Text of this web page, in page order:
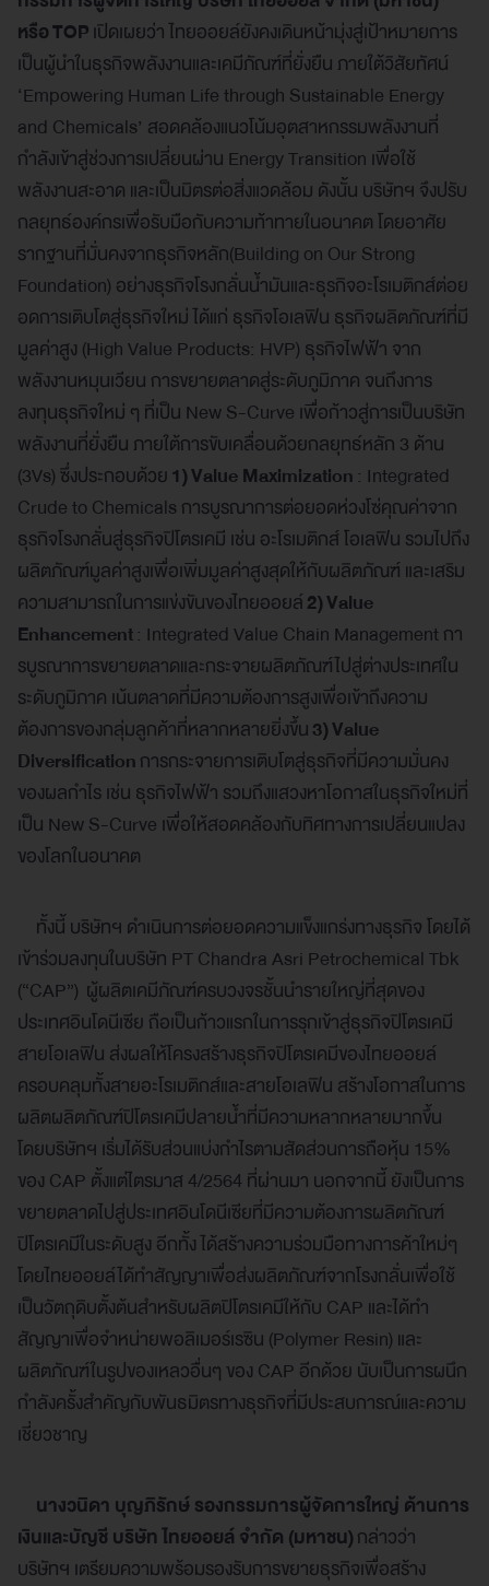
หรือTOPเปิดเผยว่า ไทยออยล์ยังคงเดินหน้ามุ่งสู่เป้าหมายการ
เป็นผู้นำในธุรกิจพลังงานและเคมีภัณฑ์ที่ยั่งยืน ภายใต้วิสัยทัศน์
‘Empowering Human Life through Sustainable Energy
and Chemicals’ สอดคล้องแนวโน้มอุตสาหกรรมพลังงานที่
กำลังเข้าสู่ช่วงการเปลี่ยนผ่าน Energy Transition เพื่อใช้
พลังงานสะอาด และเป็นมิตรต่อสิ่งแวดล้อม ดังนั้น บริษัทฯ จึงปรับ
กลยุทธ์องค์กรเพื่อรับมือกับความท้าทายในอนาคต โดยอาศัย
รากฐานที่มั่นคงจากธุรกิจหลัก(Building on Our Strong
Foundation) อย่างธุรกิจโรงกลั่นน้ำมันและธุรกิจอะโรเมติกส์ต่อย
อดการเติบโตสู่ธุรกิจใหม่ ได้แก่ ธุรกิจโอเลฟิน ธุรกิจผลิตภัณฑ์ที่มี
มูลค่าสูง (High Value Products: HVP) ธุรกิจไฟฟ้า จาก
พลังงานหมุนเวียน การขยายตลาดสู่ระดับภูมิภาค จนถึงการ
ลงทุนธุรกิจใหม่ ๆ ที่เป็น New S-Curve เพื่อก้าวสู่การเป็นบริษัท
พลังงานที่ยั่งยืน ภายใต้การขับเคลื่อนด้วยกลยุทธ์หลัก 3 ด้าน
(3Vs) ซึ่งประกอบด้วย1)Value Maximization: Integrated
Crude to Chemicals การบูรณาการต่อยอดห่วงโซ่คุณค่าจาก
ธุรกิจโรงกลั่นสู่ธุรกิจปิโตรเคมี เช่น อะโรเมติกส์ โอเลฟิน รวมไปถึง
ผลิตภัณฑ์มูลค่าสูงเพื่อเพิ่มมูลค่าสูงสุดให้กับผลิตภัณฑ์ และเสริม
ความสามารถในการแข่งขันของไทยออยล์2)Value
Enhancement: Integrated Value Chain Management กา
รบูรณาการขยายตลาดและกระจายผลิตภัณฑ์ไปสู่ต่างประเทศใน
ระดับภูมิภาค เน้นตลาดที่มีความต้องการสูงเพื่อเข้าถึงความ
ต้องการของกลุ่มลูกค้าที่หลากหลายยิ่งขึ้น3)Value
Diversificationการกระจายการเติบโตสู่ธุรกิจที่มีความมั่นคง
ของผลกำไร เช่น ธุรกิจไฟฟ้า รวมถึงแสวงหาโอกาสในธุรกิจใหม่ที่
เป็น New S-Curve เพื่อให้สอดคล้องกับทิศทางการเปลี่ยนแปลง
ของโลกในอนาคต
ทั้งนี้ บริษัทฯ ดำเนินการต่อยอดความแข็งแกร่งทางธุรกิจ โดยได้
เข้าร่วมลงทุนในบริษัท PT Chandra Asri Petrochemical Tbk
(“CAP”) ผู้ผลิตเคมีภัณฑ์ครบวงจรชั้นนำรายใหญ่ที่สุดของ
ประเทศอินโดนีเซีย ถือเป็นก้าวแรกในการรุกเข้าสู่ธุรกิจปิโตรเคมี
สายโอเลฟิน ส่งผลให้โครงสร้างธุรกิจปิโตรเคมีของไทยออยล์
ครอบคลุมทั้งสายอะโรเมติกส์และสายโอเลฟิน สร้างโอกาสในการ
ผลิตผลิตภัณฑ์ปิโตรเคมีปลายน้ำที่มีความหลากหลายมากขึ้น
โดยบริษัทฯ เริ่มได้รับส่วนแบ่งกำไรตามสัดส่วนการถือหุ้น 15%
ของ CAP ตั้งแต่ไตรมาส 4/2564 ที่ผ่านมา นอกจากนี้ ยังเป็นการ
ขยายตลาดไปสู่ประเทศอินโดนีเซียที่มีความต้องการผลิตภัณฑ์
ปิโตรเคมีในระดับสูง อีกทั้ง ได้สร้างความร่วมมือทางการค้าใหม่ๆ
โดยไทยออยล์ได้ทำสัญญาเพื่อส่งผลิตภัณฑ์จากโรงกลั่นเพื่อใช้
เป็นวัตถุดิบตั้งต้นสำหรับผลิตปิโตรเคมีให้กับ CAP และได้ทำ
สัญญาเพื่อจำหน่ายพอลิเมอร์เรซิน (Polymer Resin) และ
ผลิตภัณฑ์ในรูปของเหลวอื่นๆ ของ CAP อีกด้วย นับเป็นการผนึก
กำลังครั้งสำคัญกับพันธมิตรทางธุรกิจที่มีประสบการณ์และความ
เชี่ยวชาญ
นางวนิดา บุญภิรักษ์ รองกรรมการผู้จัดการใหญ่ ด้านการ
เงินและบัญชี บริษัท ไทยออยล์ จำกัด (มหาชน)กล่าวว่า
บริษัทฯ เตรียมความพร้อมรองรับการขยายธุรกิจเพื่อสร้าง